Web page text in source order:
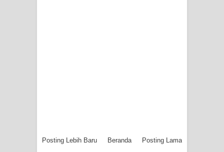
Posting Lebih Baru Posting Lama
Beranda